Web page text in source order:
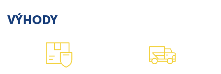
VÝHODY